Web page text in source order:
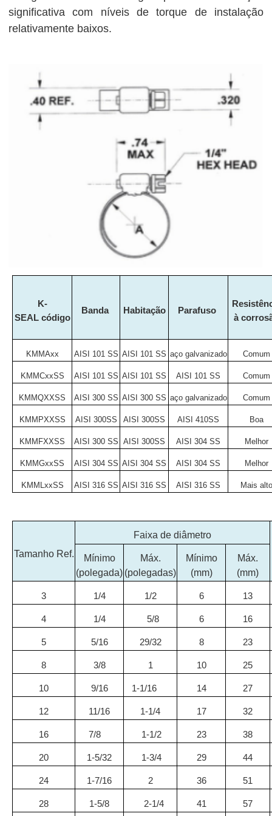
significativa com níveis de torque de instalação
relativamente baixos.
K-
SEAL código
Banda Habitação Parafuso
à
KMMAxx AISI 101 SS AISI 101 SS aço galvanizado Comum
KMMCxxSS AISI 101 SS AISI 101 SS AISI 101 SS Comum
KMMQXXSS AISI 300 SS AISI 300 SS aço galvanizado Comum
KMMPXXSS AISI 300SS AISI 300SS AISI 410SS Boa
KMMFXXSS AISI 300 SS AISI 300SS AISI 304 SS Melhor
KMMGxxSS AISI 304 SS AISI 304 SS AISI 304 SS Melhor
KMMLxxSS AISI 316 SS AISI 316 SS AISI 316 SS Mais alto
Tamanho Ref.
Faixa de diâmetro
Mínimo
(polegada)
Máx.
(polegadas)
Mínimo
(mm)
Máx.
(mm)
3 1/4 1/2 6 13
4 1/4 5/8 6 16
5 5/16 29/32 8 23
8 3/8 1 10 25
10 9/16 1-1/16 14 27
12 11/16 1-1/4 17 32
16 7/8 1-1/2 23 38
20 1-5/32 1-3/4 29 44
24 1-7/16 2 36 51
28 1-5/8 2-1/4 41 57